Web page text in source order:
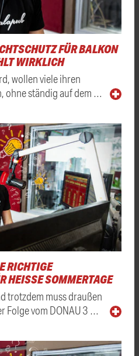
FÜR BALKON
WIRKLICH
wollen viele ihren
ohne ständig auf dem …
RICHTIGE
SOMMERTAGE
trotzdem muss draußen
Folge vom DONAU 3 …